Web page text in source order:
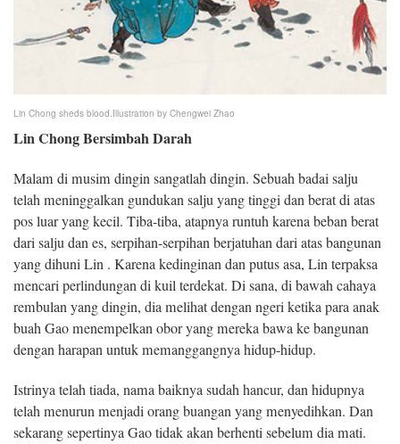
Lin Chong sheds blood. Illustration by Chengwei Zhao
Lin Chong Bersimbah Darah
Malam di musim dingin sangatlah dingin. Sebuah badai salju
telah meninggalkan gundukan salju yang tinggi dan berat di atas
pos luar yang kecil. Tiba-tiba, atapnya runtuh karena beban berat
dari salju dan es, serpihan-serpihan berjatuhan dari atas bangunan
yang dihuni Lin . Karena kedinginan dan putus asa, Lin terpaksa
mencari perlindungan di kuil terdekat. Di sana, di bawah cahaya
rembulan yang dingin, dia melihat dengan ngeri ketika para anak
buah Gao menempelkan obor yang mereka bawa ke bangunan
dengan harapan untuk memanggangnya hidup-hidup.
Istrinya telah tiada, nama baiknya sudah hancur, dan hidupnya
telah menurun menjadi orang buangan yang menyedihkan. Dan
sekarang sepertinya Gao tidak akan berhenti sebelum dia mati.